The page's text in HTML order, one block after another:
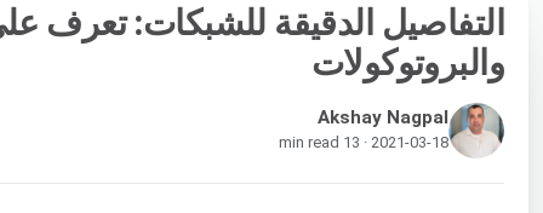
التفاصيل الدقيقة للشبكات: تعرف
والبروتوكولات
Akshay Nagpal
2021-03-18 · 13 min read